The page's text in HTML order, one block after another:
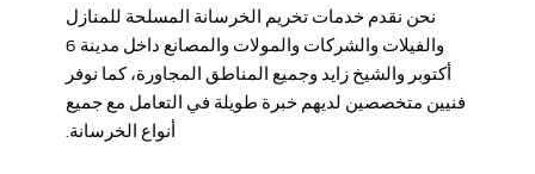
نحن نقدم خدماتتخريم الخرسانة المسلحة للمنازل
والفيلات والشركات والمولات والمصانع داخل مدينة 6
أكتوبر والشيخ زايد وجميع المناطق المجاورة، كما نوفر
فنيين متخصصين لديهم خبرة طويلة في التعامل مع جميع
أنواع الخرسانة.